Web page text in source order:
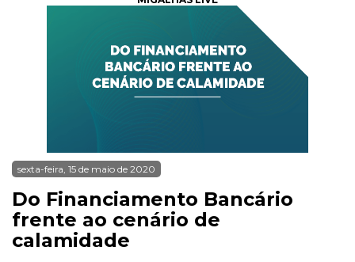
sexta-feira, 15 de maio de 2020
Do Financiamento Bancário
frente ao cenário de
calamidade